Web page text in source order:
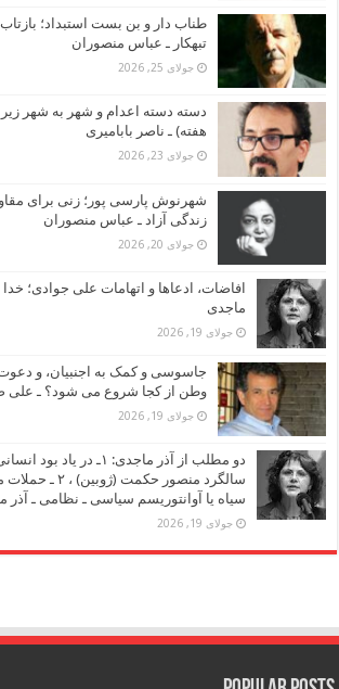
طناب دار و بن بست استبداد؛
تبهکار ـ عباس منصوران
جولای 25, 2026
دسته دسته اعدام و شهر به شهر زیر
هفته) ـ ناصر بابامیری
جولای 23, 2026
شهرنوش پارسی پور؛ زنی برای
زندگی آزاد ـ عباس منصوران
جولای 20, 2026
افاضات، ادعاها و اتهامات علی جوادی؛
ماجدی
جولای 19, 2026
جاسوسی و کمک به اجنبیان، و دعوت
وطن از کجا شروع می شود؟ ـ علی
جولای 19, 2026
دو مطلب از آذر ماجدی: ۱ـ
سالگرد منصور
سیاه یا آوانتوریسم سیاسی ـ نظامی ـ آذر
جولای 19, 2026